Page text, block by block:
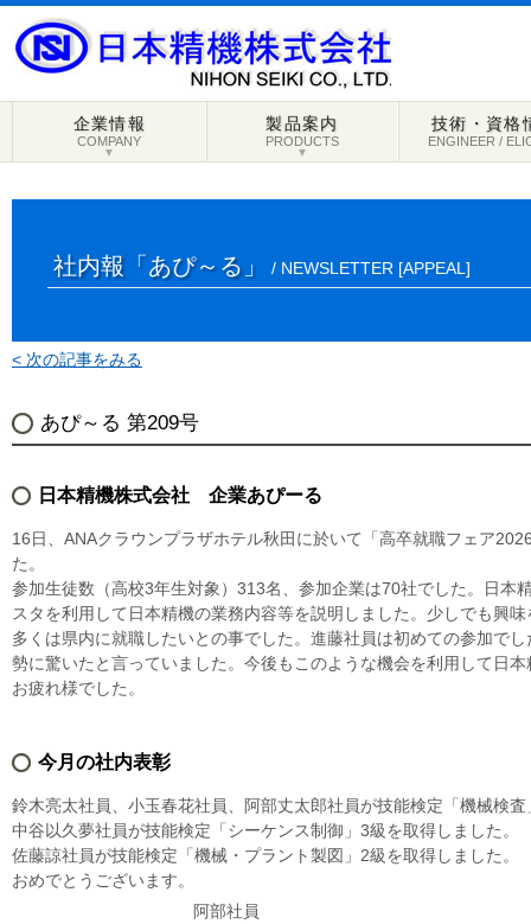
▼
企業情報
COMPANY
▼
製品案内
PRODUCTS
技術・資格
ENGINEER /
社内報「あぴ～る」 / NEWSLETTER [APPEAL]
< 次の記事をみる
あぴ～る 第209号
日本精機株式会社 企業あぴーる
16日、ANAクラウンプラザホテル秋田に於いて「高卒就職フェア
た。
参加生徒数（高校3年生対象）313名、参加企業は70社でした。日本
スタを利用して日本精機の業務内容等を説明しました。少しでも興
多くは県内に就職したいとの事でした。進藤社員は初めての参加で
勢に驚いたと言っていました。今後もこのような機会を利用して日
お疲れ様でした。
今月の社内表彰
鈴木亮太社員、小玉春花社員、阿部丈太郎社員が技能検定「機械検
中谷以久夢社員が技能検定「シーケンス制御」3級を取得しました。
佐藤諒社員が技能検定「機械・プラント製図」2級を取得しました。
おめでとうございます。
阿部社員